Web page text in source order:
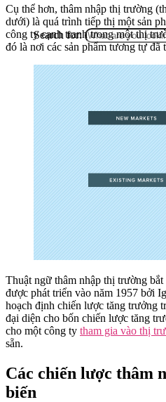
Search for:
Cụ thể hơn, thâm nhập thị trường
dưới) là quá trình tiếp thị một sản
công ty cạnh tranh trong một thị
đó là nơi các sản phẩm tương tự đã
Thuật ngữ thâm nhập thị trường
được phát triển vào năm 1957 bởi
hoạch định chiến lược tăng trưởng
đại diện cho bốn chiến lược tăng
cho một công ty tham gia vào thị
sẵn.
Các chiến lược thâm
biến